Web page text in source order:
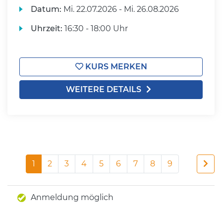
Datum: Mi. 22.07.2026 - Mi. 26.08.2026
Uhrzeit: 16:30 - 18:00 Uhr
KURS MERKEN
WEITERE DETAILS
1 2 3 4 5 6 7 8 9
Anmeldung möglich